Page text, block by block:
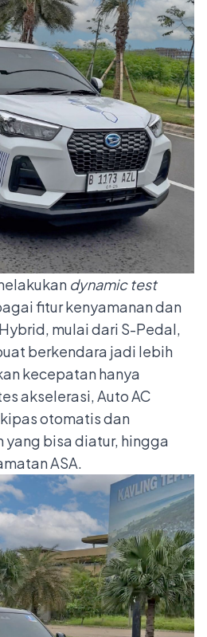
dynamic test
fitur kenyamanan dan
mulai dari S-Pedal,
berkendara jadi lebih
kecepatan hanya
akselerasi, Auto AC
otomatis dan
yang bisa diatur, hingga
ASA.